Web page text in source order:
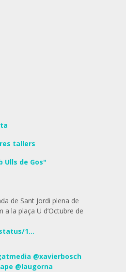
tallers
Ulls de Gos"
de Sant Jordi plena de
a la plaça U d’Octubre de
1…
@xavierbosch
@laugorna